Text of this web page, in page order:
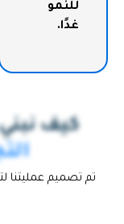
للنمو
غدًا.
كيف نبني
تم تصميم عمليتنا